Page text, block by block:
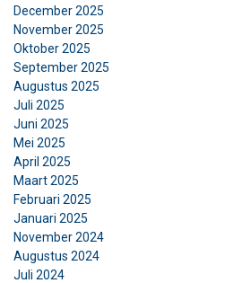
December 2025
November 2025
Oktober 2025
September 2025
Augustus 2025
Juli 2025
Juni 2025
Mei 2025
April 2025
Maart 2025
Februari 2025
Januari 2025
November 2024
Augustus 2024
Juli 2024